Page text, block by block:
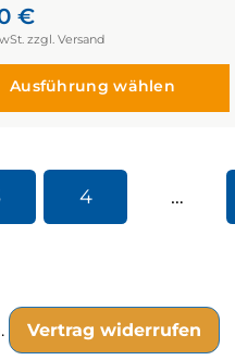
€
Ausführung wählen
4 …
Vertrag widerrufen